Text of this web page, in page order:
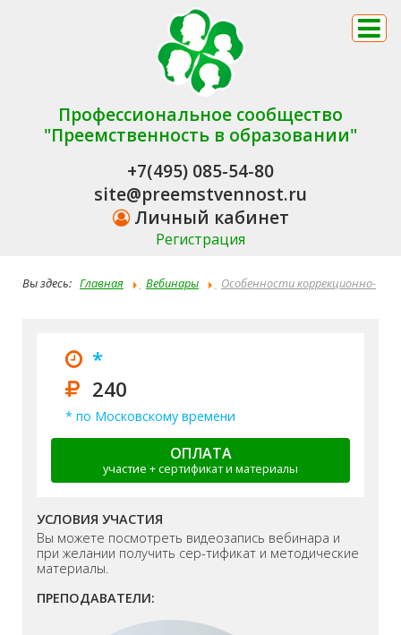
Профессиональное сообщество
"Преемственность в образовании"
+7(495) 085-54-80
site@preemstvennost.ru
Личный кабинет
Регистрация
Вы здесь: Главная Вебинары
Особенности коррекционно-
когнитивных процессов
*
240
* по Московскому времени
ОПЛАТА
участие + сертификат и материалы
УСЛОВИЯ УЧАСТИЯ
Вы можете посмотреть видеозапись вебинара и
при желании получить сер-тификат и методические
материалы.
ПРЕПОДАВАТЕЛИ: